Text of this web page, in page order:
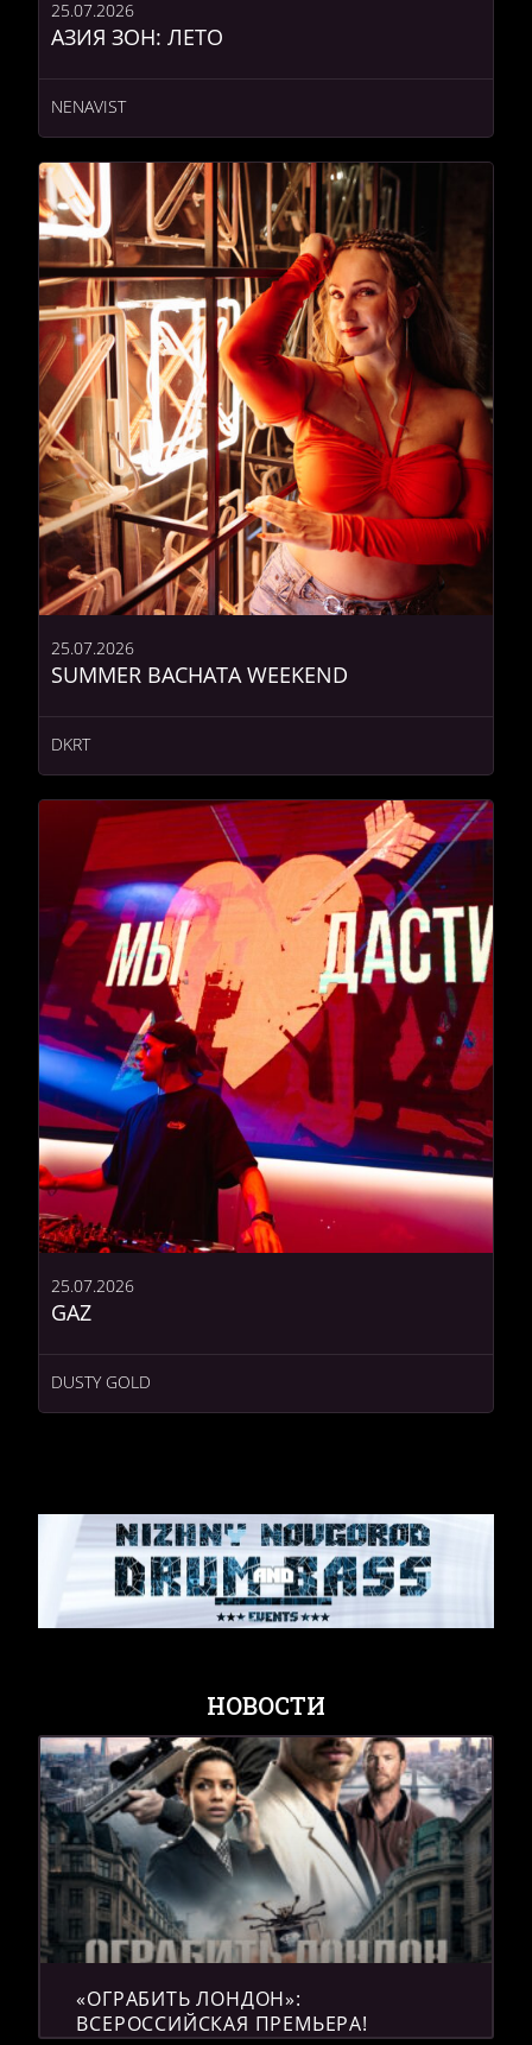
АЗИЯ ЗОН: ЛЕТО
25.07.2026
NENAVIST
SUMMER BACHATA WEEKEND
25.07.2026
DKRT
GAZ
25.07.2026
DUSTY GOLD
НОВОСТИ
«ОГРАБИТЬ ЛОНДОН»:
ВСЕРОССИЙСКАЯ ПРЕМЬЕРА!